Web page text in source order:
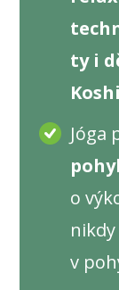
ty i
Jóga
o
v